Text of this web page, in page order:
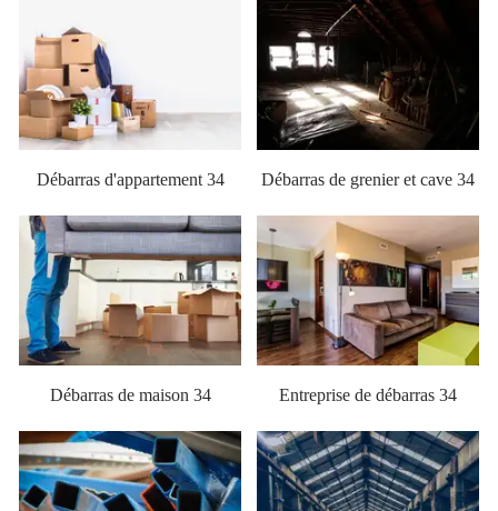
Débarras d'appartement 34 Débarras de grenier et cave 34
Débarras de maison 34 Entreprise de débarras 34